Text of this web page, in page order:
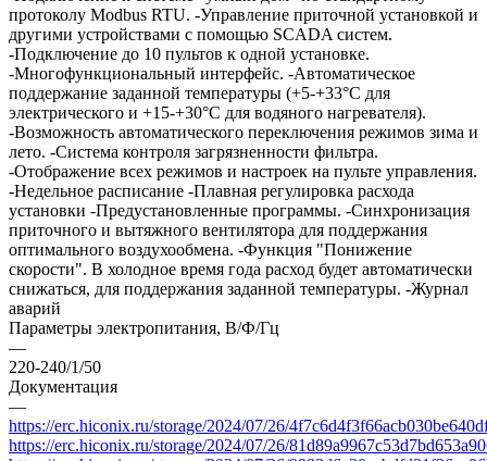
протоколу Modbus RTU. -Управление приточной установкой и
другими устройствами с помощью SCADA систем.
-Подключение до 10 пультов к одной установке.
-Многофункциональный интерфейс. -Автоматическое
поддержание заданной температуры (+5-+33°С для
электрического и +15-+30°С для водяного нагревателя).
-Возможность автоматического переключения режимов зима и
лето. -Система контроля загрязненности фильтра.
-Отображение всех режимов и настроек на пульте управления.
-Недельное расписание -Плавная регулировка расхода
установки -Предустановленные программы. -Синхронизация
приточного и вытяжного вентилятора для поддержания
оптимального воздухообмена. -Функция "Понижение
скорости". В холодное время года расход будет автоматически
снижаться, для поддержания заданной температуры. -Журнал
аварий
Параметры электропитания, В/Ф/Гц
—
220-240/1/50
Документация
—
https://erc.hiconix.ru/storage/2024/07/26/
https://erc.hiconix.ru/storage/2024/07/26/